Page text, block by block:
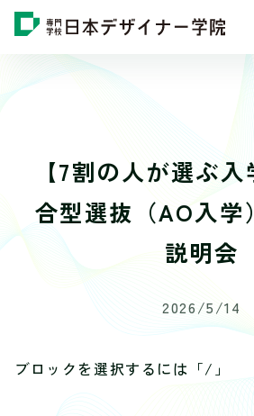
【7割の人が選ぶ
合型選抜（AO入学
説明会
2026/5/14
ブロックを選択するには「/」